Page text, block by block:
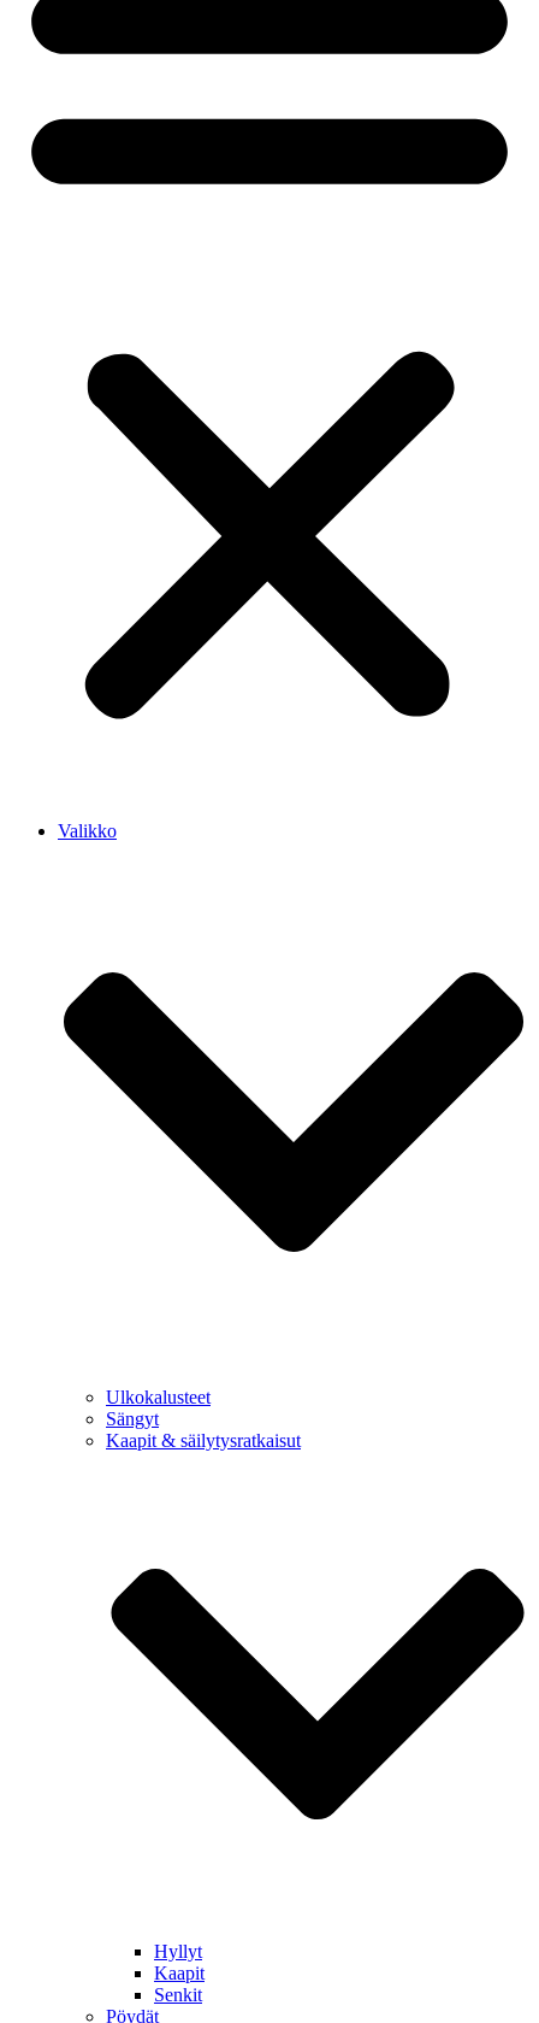
Valikko
Ulkokalusteet
Sängyt
Kaapit & säilytysratkaisut
Hyllyt
Kaapit
Senkit
Pöydät